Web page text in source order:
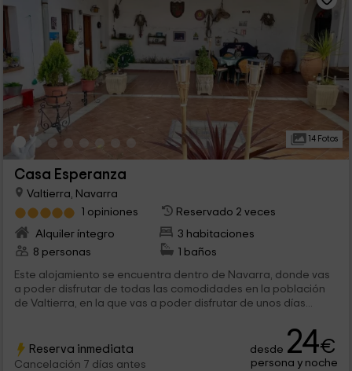
14 Fotos
Casa Esperanza
Valtierra, Navarra
1 opiniones
Reservado 2 veces
Alquiler íntegro
3 habitaciones
8 personas
1 baños
Este alojamiento se encuentra dentro de Navarra, donde vas
a poder disfrutar de todas las comodidades en la población
de Valtierra, en la que vas a poder disfrutar de unos días...
Reserva inmediata
Cancelación 7 días antes
desde 24€
persona y noche